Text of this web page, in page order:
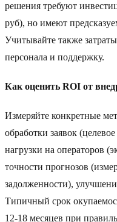
решения требуют
руб), но имеют
Учитывайте также
персонала и поддержку.
Как оценить ROI от
Измеряйте конкретные
обработки заявок
нагрузки на операторов
точности прогнозов
задолженности),
Типичный срок
12-18 месяцев при